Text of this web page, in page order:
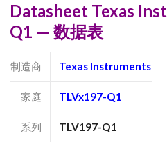
Datasheet Texas
Q1 — 数据表
制造商 Texas Instruments
家庭 TLVx197-Q1
系列 TLV197-Q1